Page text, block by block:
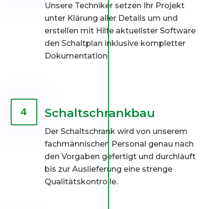
Unsere Techniker setzen Ihr Projekt
unter Klärung aller Details um und
erstellen mit Hilfe aktuellster Software
den Schaltplan inklusive kompletter
Dokumentation.
Schaltschrankbau
Der Schaltschrank wird von unserem
fachmännischen Personal genau nach
den Vorgaben gefertigt und durchläuft
bis zur Auslieferung eine strenge
Qualitätskontrolle.
4